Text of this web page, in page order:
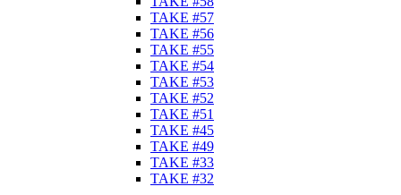
TAKE #57
TAKE #56
TAKE #55
TAKE #54
TAKE #53
TAKE #52
TAKE #51
TAKE #45
TAKE #49
TAKE #33
TAKE #32